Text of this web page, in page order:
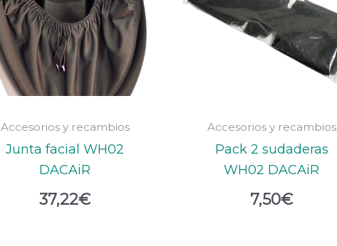
Accesorios y recambios
Junta facial WH02
DACAiR
37,22€
Accesorios y recambios
Pack 2 sudaderas
WH02 DACAiR
7,50€